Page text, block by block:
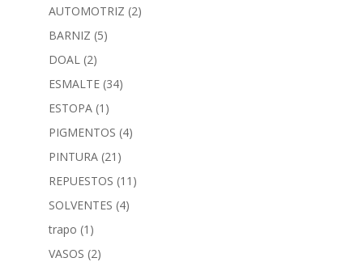
AUTOMOTRIZ (2)
BARNIZ (5)
DOAL (2)
ESMALTE (34)
ESTOPA (1)
PIGMENTOS (4)
PINTURA (21)
REPUESTOS (11)
SOLVENTES (4)
trapo (1)
VASOS (2)